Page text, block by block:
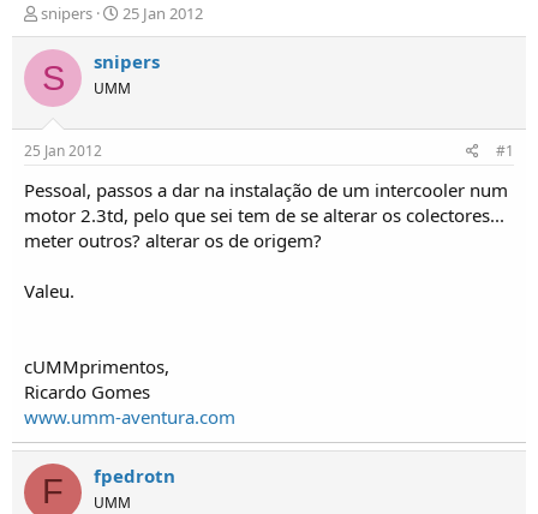
I
n
i
c
i
d
o
r
e
T
p
o
s
snipers
D
a
t
a
d
í
c
i
o
25 Jan 2012
S snipers
UMM
25 Jan 2012 #1
Pessoal, passos a dar na instalação de um intercooler num
motor 2.3td, pelo que sei tem de se alterar os colectores...
meter outros? alterar os de origem?
Valeu.
cUMMprimentos,
Ricardo Gomes
www.umm-aventura.com
F fpedrotn
UMM